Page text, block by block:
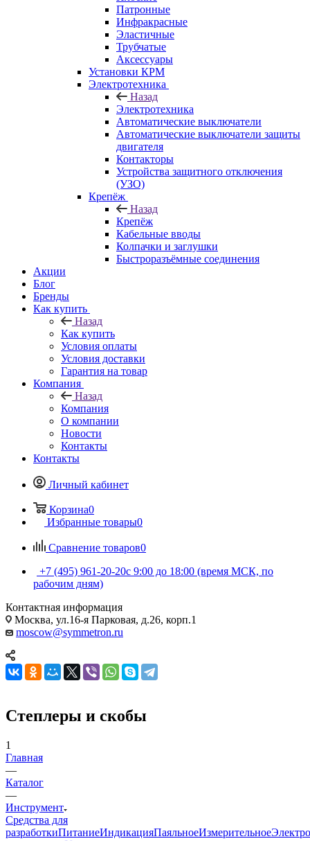
Патронные
Инфракрасные
Эластичные
Трубчатые
Аксессуары
Установки КРМ
Электротехника
Назад
Электротехника
Автоматические выключатели
Автоматические выключатели защиты
двигателя
Контакторы
Устройства защитного отключения
(УЗО)
Крепёж
Назад
Крепёж
Кабельные вводы
Колпачки и заглушки
Быстроразъёмные соединения
Акции
Блог
Бренды
Как купить
Назад
Как купить
Условия оплаты
Условия доставки
Гарантия на товар
Компания
Назад
Компания
О компании
Новости
Контакты
Контакты
Личный кабинет
Корзина0
Избранные товары0
Сравнение товаров0
+7 (495) 961-20-20с 9:00 до 18:00 (время МСК, по
рабочим дням)
Контактная информация
Москва, ул.16-я Парковая, д.26, корп.1
moscow@symmetron.ru
Степлеры и скобы
1
Главная
—
Каталог
—
Инструмент
Средства для
разработкиПитаниеИндикацияПаяльноеИзмерительное